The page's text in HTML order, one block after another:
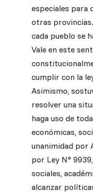
especiales para
otras
cada pueblo se
Vale en este
cumplir con la
Asimismo,
resolver una
haga uso de
económicas,
unanimidad por
por Ley N°
sociales,
alcanzar